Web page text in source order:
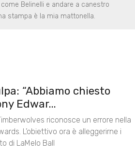
Belinelli e andare a canestro
stampa è la mia mattonella.
“Abbiamo chiesto
Edwar...
riconosce un errore nella
L’obiettivo ora è alleggerirne i
di LaMelo Ball